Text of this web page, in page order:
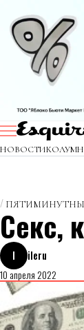
НОВОСТИ
Секс,
I
ileru
10 апреля 2022